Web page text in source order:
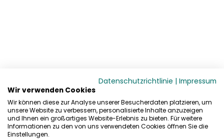
Datenschutzrichtlinie | Impressum
Wir verwenden Cookies
Wir können diese zur Analyse unserer Besucherdaten platzieren, um
unsere Website zu verbessern, personalisierte Inhalte anzuzeigen
und Ihnen ein großartiges Website-Erlebnis zu bieten. Für weitere
Informationen zu den von uns verwendeten Cookies öffnen Sie die
Einstellungen.